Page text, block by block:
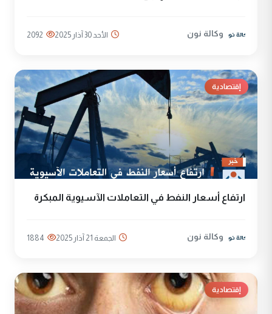
وكالة نون الأحد 30 آذار 2025 2092
إقتصادية
ارتفاع أسعار النفط في التعاملات الآسيوية المبكرة
وكالة نون الجمعة 21 آذار 2025 1884
إقتصادية